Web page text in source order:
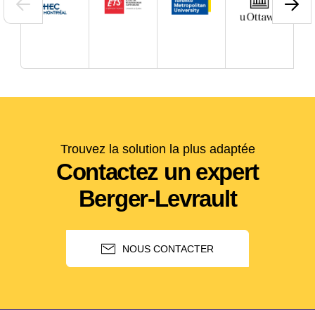
Trouvez la solution la plus adaptée
Contactez un expert
Berger-Levrault
NOUS CONTACTER